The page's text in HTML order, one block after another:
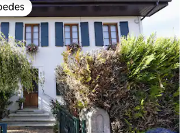
mais apreciados